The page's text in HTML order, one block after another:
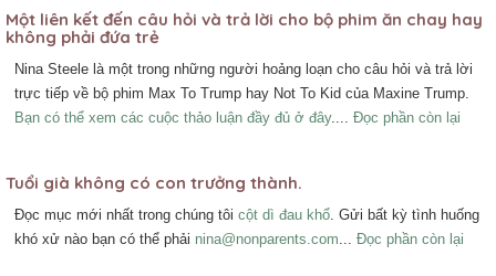
Một liên kết đến câu hỏi và trả lời cho bộ phim ăn chay hay
không phải đứa trẻ
Nina Steele là một trong những người hoảng loạn cho câu hỏi và trả lời
trực tiếp về bộ phim Max To Trump hay Not To Kid của Maxine Trump.
Bạn có thể xem các cuộc thảo luận đầy đủ ở đây.... Đọc phần còn lại
Tuổi già không có con trưởng thành.
Đọc mục mới nhất trong chúng tôi cột dì đau khổ. Gửi bất kỳ tình huống
khó xử nào bạn có thể phải nina@nonparents.com... Đọc phần còn lại